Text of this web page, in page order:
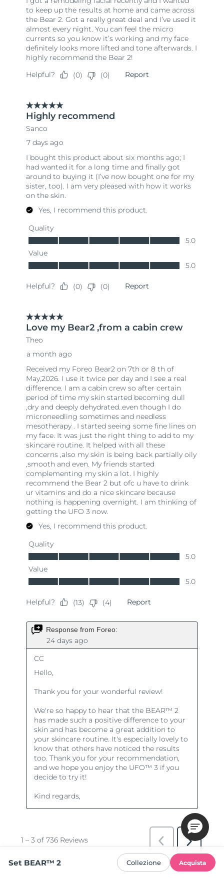
Set BEAR™ 2 Collezione Acquista